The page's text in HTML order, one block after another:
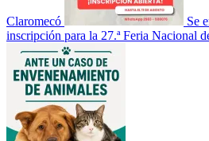
Claromecó
Se
inscripción para la 27.ª Feria Nacional